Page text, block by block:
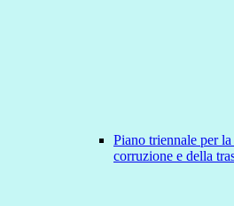
Piano triennale per
corruzione e della